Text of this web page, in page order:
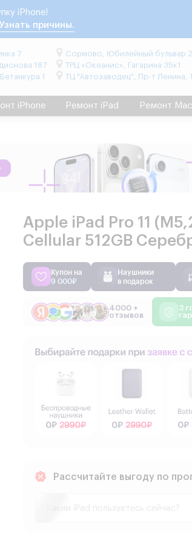
iPhone!
Узнать причины.
7
187
1
Сормово, Юбилейный бульвар 2
ТРЦ «Океанис», Гагарина 35к1
ТЦ "Автозаводец", Пр-т Ленина,
iPhone Ремонт iPad Ремонт Mac
Apple iPad Pro 11
Cellular 512GB
Купон на
9 000₽
Наушники
в подарок
4000 +
отзывов
3
Рассчитайте выгоду по